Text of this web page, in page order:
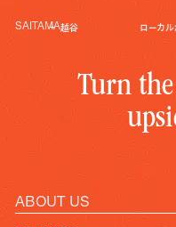
SAITAMA越谷 ローカル
Turn the
upsi
ABOUT US